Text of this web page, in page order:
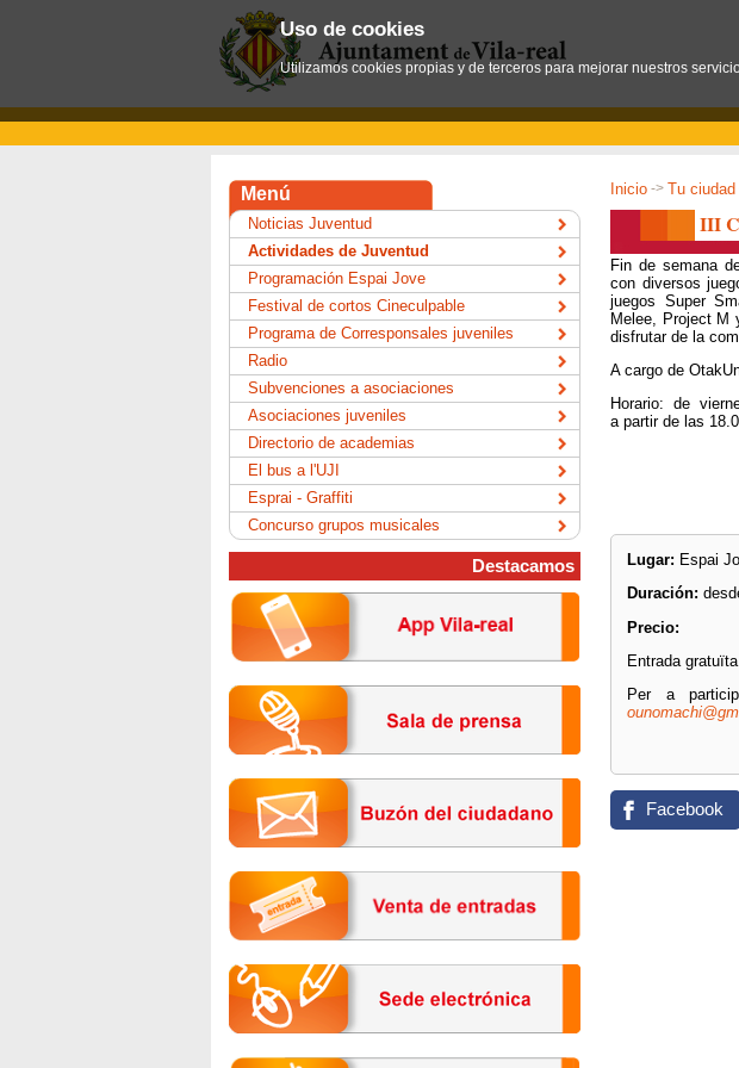
Inicio -> Tu ciudad
III
Fin de semana
con diversos
juegos Super
Melee, Project M
disfrutar de la
A cargo de
Horario: de
a partir de las
Lugar: Espai
Duración:
Precio:
Entrada gratuïta
Per a
Facebook
Menú
Noticias Juventud
Actividades de Juventud
Programación Espai Jove
Festival de cortos Cineculpable
Programa de Corresponsales juveniles
Radio
Subvenciones a asociaciones
Asociaciones juveniles
Directorio de academias
El bus a l'UJI
Esprai - Graffiti
Concurso grupos musicales
Destacamos
Uso de cookies
Utilizamos cookies propias y de terceros para mejorar nuestros